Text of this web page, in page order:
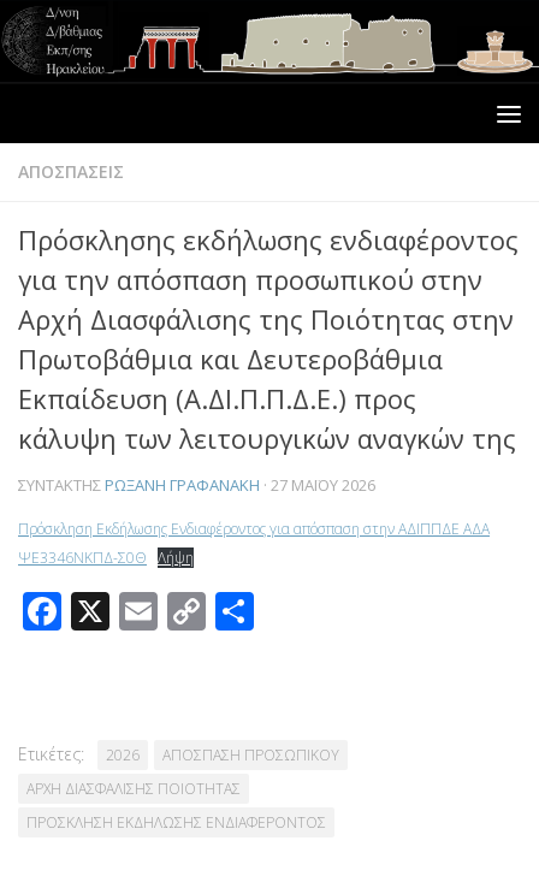
ΑΠΟΣΠΑΣΕΙΣ
Πρόσκλησης εκδήλωσης ενδιαφέροντος
για την απόσπαση προσωπικού στην
Αρχή Διασφάλισης της Ποιότητας στην
Πρωτοβάθμια και Δευτεροβάθμια
Εκπαίδευση (Α.ΔΙ.Π.Π.Δ.Ε.) προς
κάλυψη των λειτουργικών αναγκών της
ΣΥΝΤΆΚΤΗΣ ΡΩΞΆΝΗ ΓΡΑΦΑΝΆΚΗ · 27 ΜΑΪ́ΟΥ 2026
Πρόσκληση Εκδήλωσης Ενδιαφέροντος για απόσπαση στην ΑΔΙΠΠΔΕ ΑΔΑ
ΨΕ3346ΝΚΠΔ-Σ0Θ Λήψη
Facebook
X Email
Copy
Ετικέτες: 2026
ΑΠΟΣΠΑΣΗ ΠΡΟΣΩΠΙΚΟΥ
ΑΡΧΗ ΔΙΑΣΦΑΛΙΣΗΣ ΠΟΙΟΤΗΤΑΣ
ΠΡΟΣΚΛΗΣΗ ΕΚΔΗΛΩΣΗΣ ΕΝΔΙΑΦΕΡΟΝΤΟΣ